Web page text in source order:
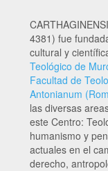
4381) fue
cultural y
Teológico de
Facultad de
Antonianum
las diversas
este Centro:
humanismo y
actuales en el
derecho,